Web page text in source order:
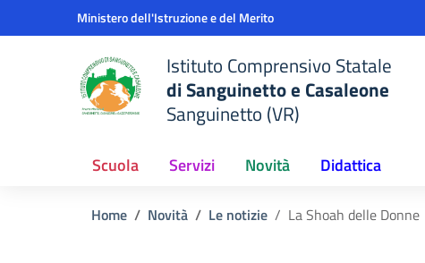
Vai ai contenuti
Vai al menu di navigazioneMinistero dell'Istruzione e del Merito
Istituto Comprensivo Statale
di Sanguinetto e Casaleone
Sanguinetto (VR)
Scuola Servizi Novità Didattica
Home Novità Le notizie La Shoah delle Donne